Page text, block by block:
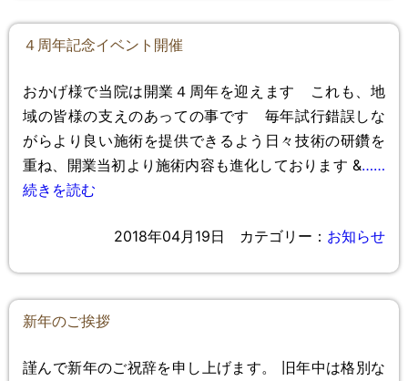
４周年記念イベント開催
おかげ様で当院は開業４周年を迎えます これも、地
域の皆様の支えのあっての事です 毎年試行錯誤しな
がらより良い施術を提供できるよう日々技術の研鑽を
重ね、開業当初より施術内容も進化しております &……
続きを読む
2018年04月19日 カテゴリー： お知らせ
新年のご挨拶
謹んで新年のご祝辞を申し上げます。 旧年中は格別な